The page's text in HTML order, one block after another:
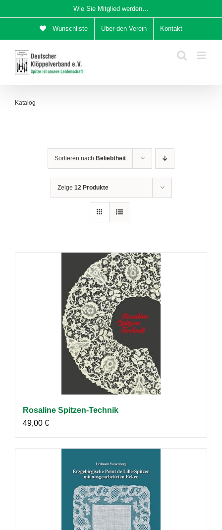
Inhalt
Wie Sie Mitglied werden…
Wunschliste Über den Verein Kontakt
Katalog
Sortieren nach Beliebtheit
Zeige 12 Produkte
Rosaline Spitzen-Technik
49,00 €